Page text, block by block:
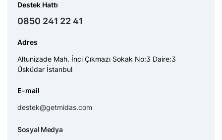
Destek Hattı
0850 241 22 41
Adres
Altunizade Mah. İnci Çıkmazı Sokak No:3 Daire:3
Üsküdar İstanbul
E-mail
destek@getmidas.com
Sosyal Medya